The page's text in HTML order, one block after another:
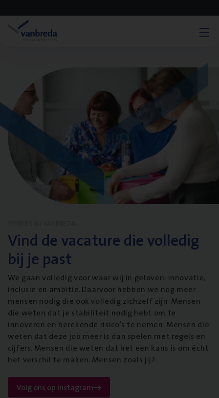
Vind de vacature die volledig
bij je past
We gaan volledig voor waar wij in geloven: innovatie,
inclusie en ambitie. Daarvoor hebben we nog meer
mensen nodig die ook volledig zichzelf zijn. Mensen
die weten dat je stabiliteit nodig hebt om te
innoveren en berekende risico’s te nemen. Mensen die
weten dat deze job meer is dan spelen met regels en
cijfers. Mensen die weten dat het een kans is om écht
het verschil te maken. Mensen zoals jij?
Volg ons op instagram